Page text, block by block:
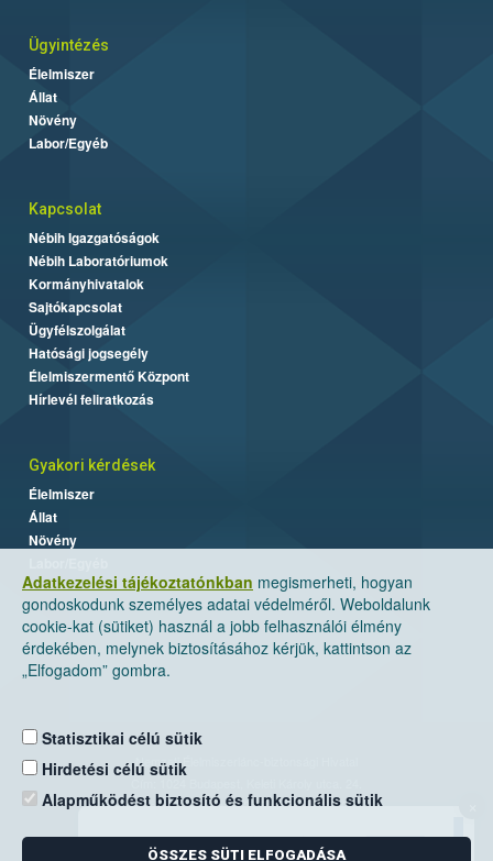
Adatkezelési tájékoztatónkban megismerheti, hogyan
gondoskodunk személyes adatai védelméről. Weboldalunk
cookie-kat (sütiket) használ a jobb felhasználói élmény
érdekében, melynek biztosításához kérjük, kattintson az
„Elfogadom” gombra.
Statisztikai célú sütik
Hirdetési célú sütik
Alapműködést biztosító és funkcionális sütik
ÖSSZES SÜTI ELFOGADÁSA
Ügyintézés
Élelmiszer
Állat
Növény
Labor/Egyéb
Kapcsolat
Nébih Igazgatóságok
Nébih Laboratóriumok
Kormányhivatalok
Sajtókapcsolat
Ügyfélszolgálat
Hatósági jogsegély
Élelmiszermentő Központ
Hírlevél feliratkozás
Gyakori kérdések
Élelmiszer
Állat
Növény
Nemzeti Élelmiszerlánc-biztonsági Hivatal
Levelezési cím: 1525 Budapest. Pf. 30.